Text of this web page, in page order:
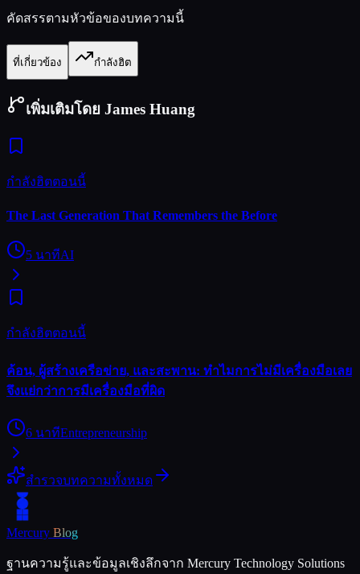
คัดสรรตามหัวข้อของบทความนี้
ที่เกี่ยวข้อง กำลังฮิต
เพิ่มเติมโดย James Huang
กำลังฮิตตอนนี้
The Last Generation That Remembers the Before
5 นาทีAI
กำลังฮิตตอนนี้
ค้อน, ผู้สร้างเครือข่าย, และสะพาน: ทำไมการไม่มีเครื่องมือเลย
จึงแย่กว่าการมีเครื่องมือที่ผิด
6 นาทีEntrepreneurship
สำรวจบทความทั้งหมด
Mercury Blog
ฐานความรู้และข้อมูลเชิงลึกจาก Mercury Technology Solutions